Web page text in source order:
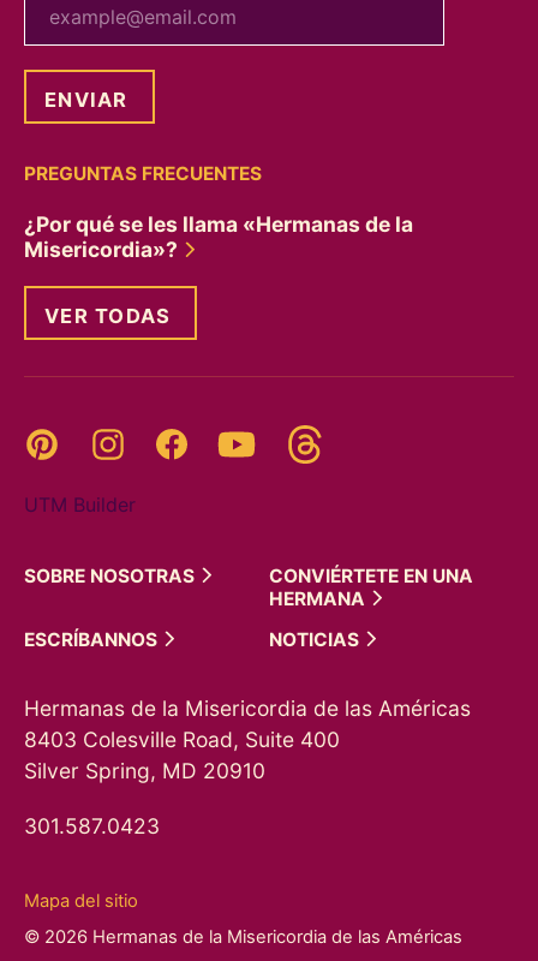
PREGUNTAS FRECUENTES
¿Por qué se les llama «Hermanas de la
Misericordia»?
VER TODAS
Pinterest InstagramFacebookYouTube
UTM Builder
SOBRE NOSOTRAS
CONVIÉRTETE EN UNA
HERMANA
ESCRÍBANNOS
NOTICIAS
Hermanas de la Misericordia de las Américas
8403 Colesville Road, Suite 400
Silver Spring, MD 20910
301.587.0423
Mapa del sitio
© 2026 Hermanas de la Misericordia de las Américas